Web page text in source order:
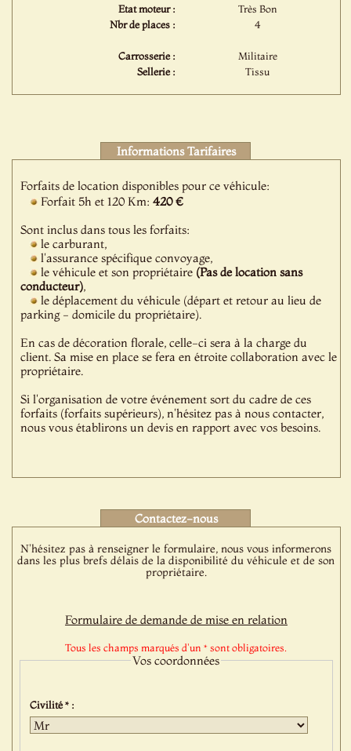
Etat moteur :
Très Bon
Nbr de places :
4
Carrosserie :
Militaire
Sellerie :
Tissu
Informations Tarifaires
Forfaits de location disponibles pour ce véhicule:
Forfait 5h et 120 Km:420 €
Sont inclus dans tous les forfaits:
le carburant,
l'assurance spécifique convoyage,
le véhicule et son propriétaire (Pas de location sans
conducteur),
le déplacement du véhicule (départ et retour au lieu de
parking - domicile du propriétaire).
En cas de décoration florale, celle-ci sera à la charge du
client. Sa mise en place se fera en étroite collaboration avec le
propriétaire.
Si l'organisation de votre événement sort du cadre de ces
forfaits (forfaits supérieurs), n'hésitez pas à nous contacter,
nous vous établirons un devis en rapport avec vos besoins.
Contactez-nous
N'hésitez pas à renseigner le formulaire, nous vous informerons
dans les plus brefs délais de la disponibilité du véhicule et de son
propriétaire.
Formulaire de demande de mise en relation
Tous les champs marqués d'un * sont obligatoires.
Vos coordonnées
Civilité * :